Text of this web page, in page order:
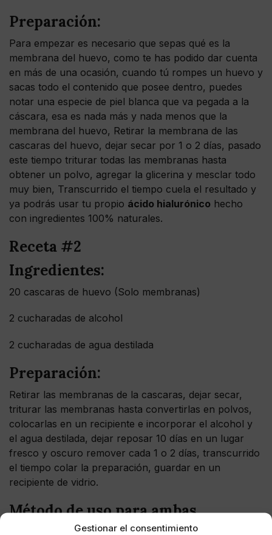
Gestionar el consentimiento
Preparación:
Para empezar es necesario que sepas qué es la
membrana del huevo, como te has podido dar cuenta
en más de una ocasión, cuando tú rompes un huevo y
sacas todo el contenido que posee dentro, puedes
notar una especie de piel blanca que va pegada a la
cáscara, esa es nada más y nada menos que la
membrana del huevo, Retirar la membrana de las
cascaras del huevo, dejar secar por 1 o 2 días, pasado
este tiempo triturar todas las membranas hasta
obtener un polvo, agregar la glicerina y mesclar todo
muy bien, Transcurrido el tiempo cuela el resultado y
ya podrás usar tu propio ácido hialurónico hecho
con ingredientes 100% naturales.
Receta #2
Ingredientes:
20 cascaras de huevo (Solo membranas)
2 cucharadas de alcohol
2 cucharadas de agua destilada
Preparación:
Retirar las membranas de la cascaras, dejar secar,
triturar las membranas hasta convertirlas en polvos,
colocarlas en un recipiente e incorporar el alcohol y
el agua destilada, dejar reposar 10 días en un lugar
fresco y oscuro remover cada 1 o 2 días, transcurrido
el tiempo colar la preparación, guardar en un
recipiente de vidrio.
Método de uso para ambas
preparaciones